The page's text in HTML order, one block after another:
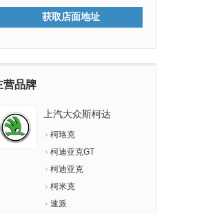
获取店面地址
营品牌
上汽大众斯柯达
柯珞克
柯迪亚克GT
柯迪亚克
柯米克
速派